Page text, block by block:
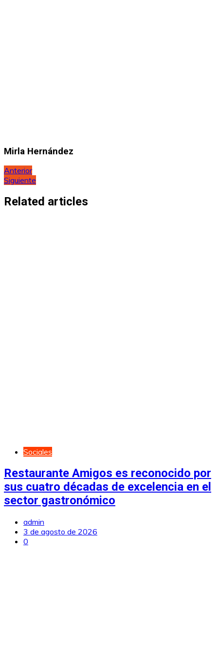
Mirla Hernández
Navegación
de
entradas
Anterior
Siguiente
Related articles
Sociales
Restaurante Amigos es reconocido por
sus cuatro décadas de excelencia en el
sector gastronómico
admin
3 de agosto de 2026
0